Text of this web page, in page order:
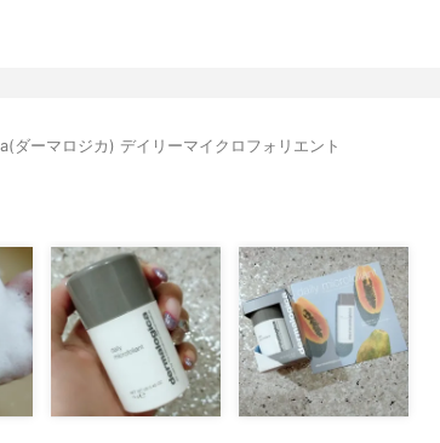
ダーマロジカ) デイリーマイクロフォリエント